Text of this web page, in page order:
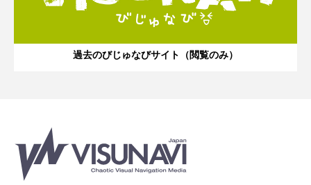
過去のびじゅなびサイト（閲覧のみ）